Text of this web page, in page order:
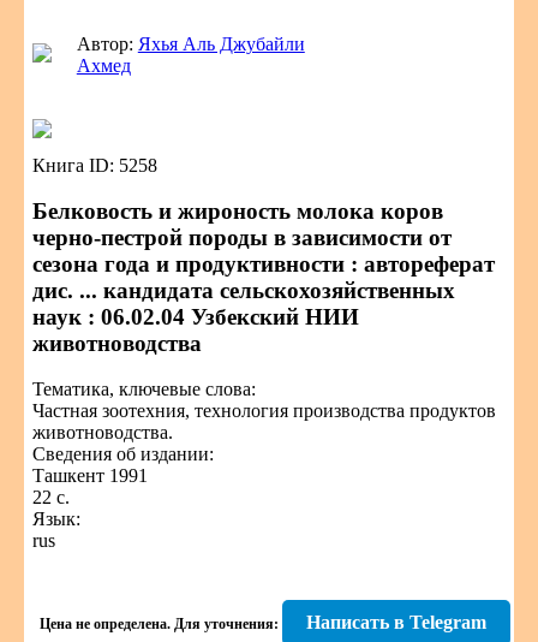
Автор: Яхья Аль Джубайли
Ахмед
Книга ID: 5258
Белковость и жироность молока коров
черно-пестрой породы в зависимости от
сезона года и продуктивности : автореферат
дис. ... кандидата сельскохозяйственных
наук : 06.02.04 Узбекский НИИ
животноводства
Тематика, ключевые слова:
Частная зоотехния, технология производства продуктов
животноводства.
Сведения об издании:
Ташкент 1991
22 с.
Язык:
rus
Цена не определена. Для уточнения: Написать в Telegram